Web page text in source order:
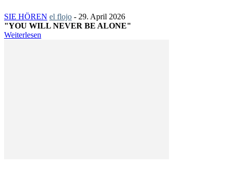
SIE HÖREN el flojo - 29. April 2026
"YOU WILL NEVER BE ALONE"
Weiterlesen